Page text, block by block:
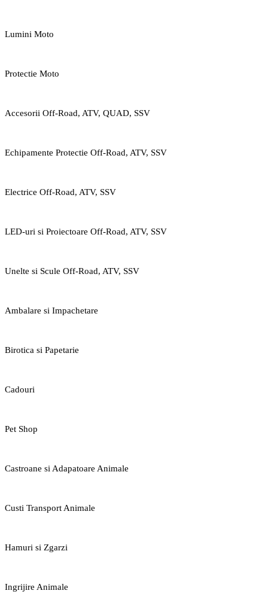
Lumini Moto
Protectie Moto
Accesorii Off-Road, ATV, QUAD, SSV
Echipamente Protectie Off-Road, ATV, SSV
Electrice Off-Road, ATV, SSV
LED-uri si Proiectoare Off-Road, ATV, SSV
Unelte si Scule Off-Road, ATV, SSV
Ambalare si Impachetare
Birotica si Papetarie
Cadouri
Pet Shop
Castroane si Adapatoare Animale
Custi Transport Animale
Hamuri si Zgarzi
Ingrijire Animale